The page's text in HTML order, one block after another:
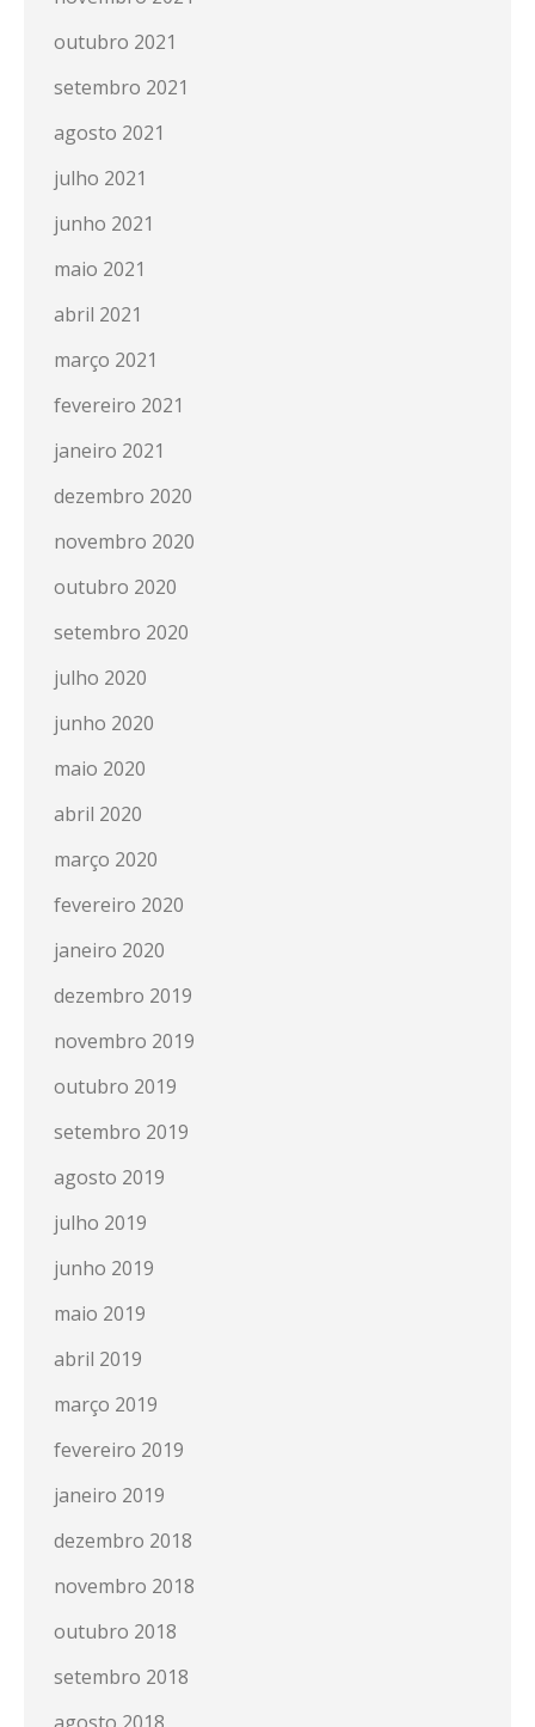
outubro 2021
setembro 2021
agosto 2021
julho 2021
junho 2021
maio 2021
abril 2021
março 2021
fevereiro 2021
janeiro 2021
dezembro 2020
novembro 2020
outubro 2020
setembro 2020
julho 2020
junho 2020
maio 2020
abril 2020
março 2020
fevereiro 2020
janeiro 2020
dezembro 2019
novembro 2019
outubro 2019
setembro 2019
agosto 2019
julho 2019
junho 2019
maio 2019
abril 2019
março 2019
fevereiro 2019
janeiro 2019
dezembro 2018
novembro 2018
outubro 2018
setembro 2018